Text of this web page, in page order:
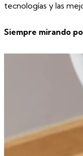
tecnologías y las
Siempre mirando